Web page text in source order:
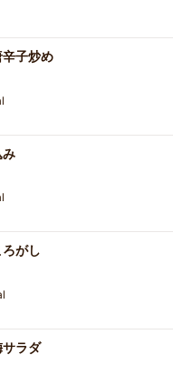
子炒め
がし
ラダ